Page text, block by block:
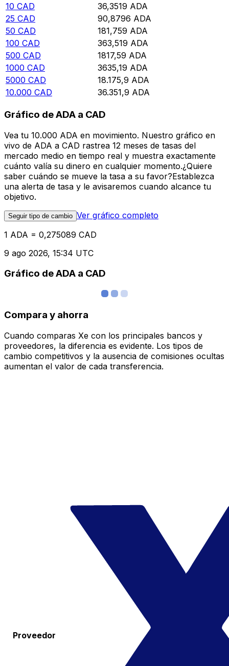
10 CAD 36,3519 ADA
25 CAD 90,8796 ADA
50 CAD 181,759 ADA
100 CAD 363,519 ADA
500 CAD 1817,59 ADA
1000 CAD 3635,19 ADA
5000 CAD 18.175,9 ADA
10.000 CAD 36.351,9 ADA
Gráfico de ADA a CAD
Vea tu 10.000 ADA en movimiento. Nuestro gráfico en
vivo de ADA a CAD rastrea 12 meses de tasas del
mercado medio en tiempo real y muestra exactamente
cuánto valía su dinero en cualquier momento.¿Quiere
saber cuándo se mueve la tasa a su favor?Establezca
una alerta de tasa y le avisaremos cuando alcance tu
objetivo.
Seguir tipo de cambio Ver gráfico completo
1 ADA = 0,275089 CAD
9 ago 2026, 15:34 UTC
Gráfico de ADA a CAD
Compara y ahorra
Cuando comparas Xe con los principales bancos y
proveedores, la diferencia es evidente. Los tipos de
cambio competitivos y la ausencia de comisiones ocultas
aumentan el valor de cada transferencia.
Proveedor